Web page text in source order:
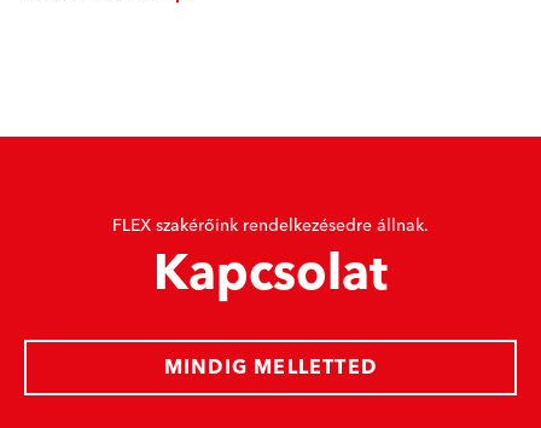
FLEX szakérőink rendelkezésedre állnak.
Kapcsolat
MINDIG MELLETTED